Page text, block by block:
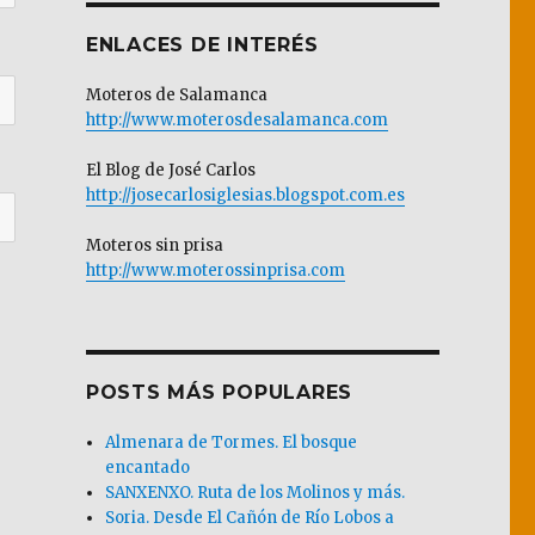
ENLACES DE INTERÉS
Moteros de Salamanca
http://www.moterosdesalamanca.com
El Blog de José Carlos
http://josecarlosiglesias.blogspot.com.es
Moteros sin prisa
http://www.moterossinprisa.com
POSTS MÁS POPULARES
Almenara de Tormes. El bosque
encantado
SANXENXO. Ruta de los Molinos y más.
Soria. Desde El Cañón de Río Lobos a